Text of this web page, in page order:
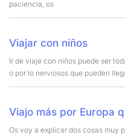
paciencia, os
Viajar con niños
Ir de viaje con niños puede ser
o por lo nerviosos que pueden
Viajo más por Europa
Os voy a explicar dos cosas muy